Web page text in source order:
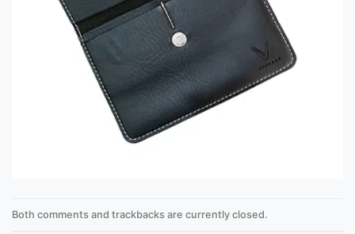
Both comments and trackbacks are currently closed.